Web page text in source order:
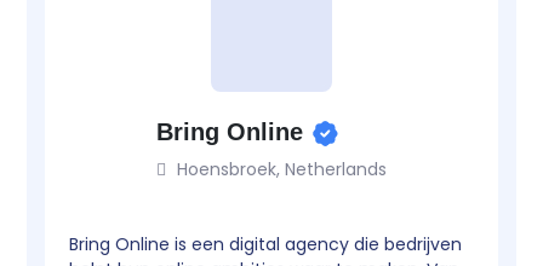
Bring Online
Hoensbroek, Netherlands
Bring Online is een digital agency die bedrijven